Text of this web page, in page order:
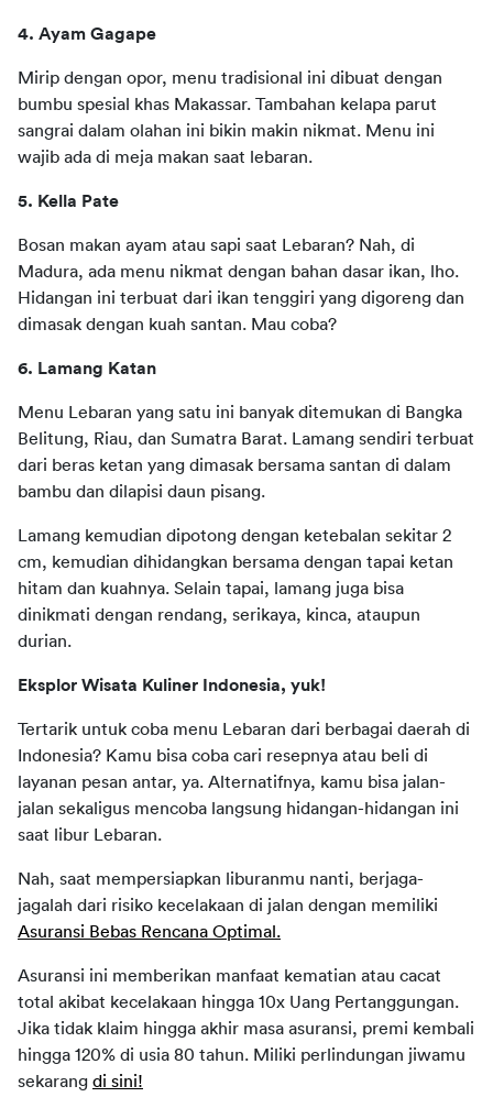
4. Ayam Gagape
Mirip dengan opor, menu tradisional ini dibuat dengan
bumbu spesial khas Makassar. Tambahan kelapa parut
sangrai dalam olahan ini bikin makin nikmat. Menu ini
wajib ada di meja makan saat lebaran.
5. Kella Pate
Bosan makan ayam atau sapi saat Lebaran? Nah, di
Madura, ada menu nikmat dengan bahan dasar ikan, lho.
Hidangan ini terbuat dari ikan tenggiri yang digoreng dan
dimasak dengan kuah santan. Mau coba?
6. Lamang Katan
Menu Lebaran yang satu ini banyak ditemukan di Bangka
Belitung, Riau, dan Sumatra Barat. Lamang sendiri terbuat
dari beras ketan yang dimasak bersama santan di dalam
bambu dan dilapisi daun pisang.
Lamang kemudian dipotong dengan ketebalan sekitar 2
cm, kemudian dihidangkan bersama dengan tapai ketan
hitam dan kuahnya. Selain tapai, lamang juga bisa
dinikmati dengan rendang, serikaya, kinca, ataupun
durian.
Eksplor Wisata Kuliner Indonesia, yuk!
Tertarik untuk coba menu Lebaran dari berbagai daerah di
Indonesia? Kamu bisa coba cari resepnya atau beli di
layanan pesan antar, ya. Alternatifnya, kamu bisa jalan-
jalan sekaligus mencoba langsung hidangan-hidangan ini
saat libur Lebaran.
Nah, saat mempersiapkan liburanmu nanti, berjaga-
Asuransi Bebas Rencana Optimal.
Asuransi ini memberikan manfaat kematian atau cacat
total akibat kecelakaan hingga 10x Uang Pertanggungan.
Jika tidak klaim hingga akhir masa asuransi, premi kembali
hingga 120% di usia 80 tahun. Miliki perlindungan jiwamu
sekarang di sini!